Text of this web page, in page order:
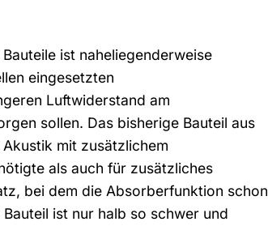
ist naheliegenderweise
eingesetzten
Luftwiderstand am
sollen. Das bisherige Bauteil aus
mit zusätzlichem
als auch für zusätzliches
bei dem die Absorberfunktion schon
ist nur halb so schwer und